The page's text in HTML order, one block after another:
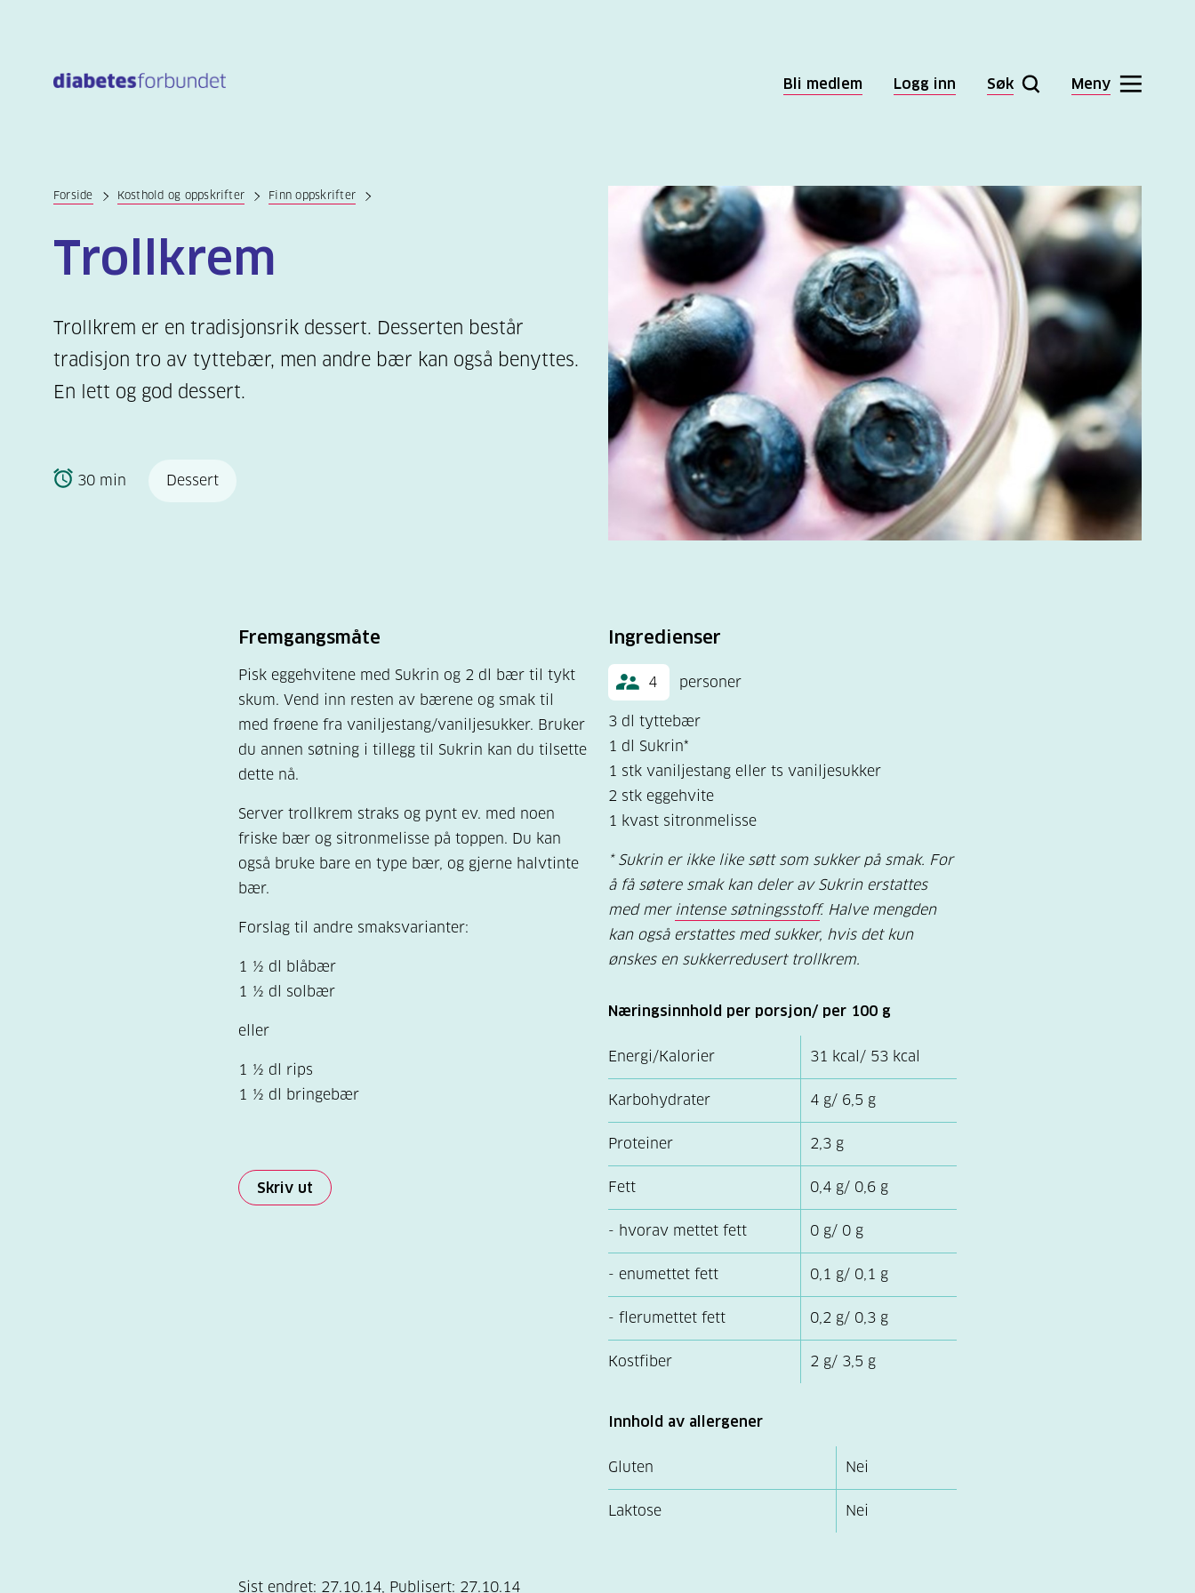
Bli medlem Logg inn Søk Meny
Forside Kosthold og oppskrifter Finn oppskrifter
Trollkrem
Trollkrem er en tradisjonsrik dessert. Desserten består
tradisjon tro av tyttebær, men andre bær kan også benyttes.
En lett og god dessert.
30 min Dessert
Fremgangsmåte
Pisk eggehvitene med Sukrin og 2 dl bær til tykt
skum. Vend inn resten av bærene og smak til
med frøene fra vaniljestang/vaniljesukker. Bruker
du annen søtning i tillegg til Sukrin kan du tilsette
dette nå.
Server trollkrem straks og pynt ev. med noen
friske bær og sitronmelisse på toppen. Du kan
også bruke bare en type bær, og gjerne halvtinte
bær.
Forslag til andre smaksvarianter:
1 ½ dl blåbær
1 ½ dl solbær
eller
1 ½ dl rips
1 ½ dl bringebær
Skriv ut
Ingredienser
4 personer
3 dl tyttebær
1 dl Sukrin*
1 stk vaniljestang eller ts vaniljesukker
2 stk eggehvite
1 kvast sitronmelisse
* Sukrin er ikke like søtt som sukker på smak. For
å få søtere smak kan deler av Sukrin erstattes
med mer intense søtningsstoff. Halve mengden
kan også erstattes med sukker, hvis det kun
ønskes en sukkerredusert trollkrem.
Næringsinnhold per porsjon/ per 100 g
Energi/Kalorier 31 kcal/ 53 kcal
Karbohydrater 4 g/ 6,5 g
Proteiner 2,3 g
Fett 0,4 g/ 0,6 g
- hvorav mettet fett 0 g/ 0 g
- enumettet fett 0,1 g/ 0,1 g
- flerumettet fett 0,2 g/ 0,3 g
Kostfiber 2 g/ 3,5 g
Innhold av allergener
Gluten Nei
Laktose Nei
Sist endret: 27.10.14 Publisert: 27.10.14